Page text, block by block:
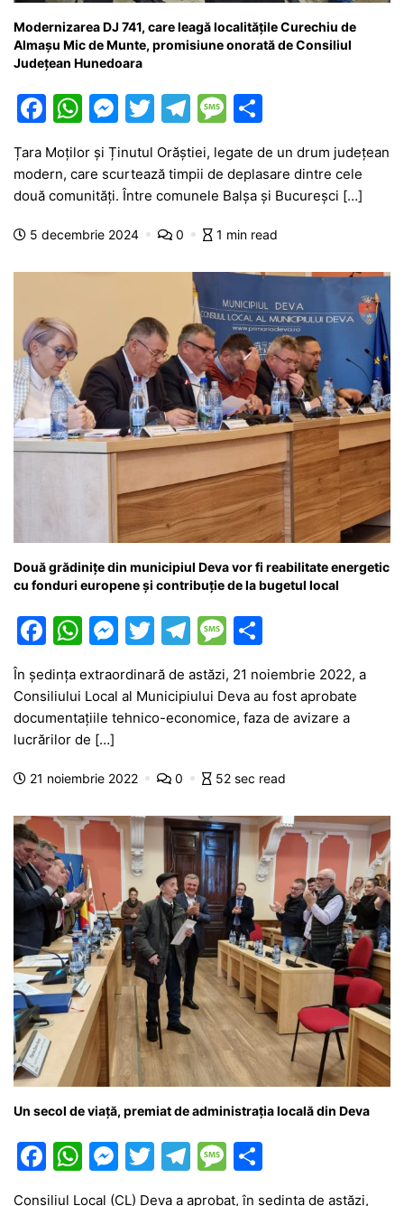
Modernizarea DJ 741, care leagă localitățile Curechiu de
Almașu Mic de Munte, promisiune onorată de Consiliul
Județean Hunedoara
F
c
e
b
o
o
k
W
at
s
A
p
p
M
s
s
e
g
er
T
itt
er
T
e
gr
a
m
M
s
s
a
e
ta
je
a
z
ă
Țara Moților și Ținutul Orăștiei, legate de un drum județean
modern, care scurtează timpii de deplasare dintre cele
două comunități. Între comunele Balșa și Bucureșci […]
5 decembrie 2024 0 1 min read
Două grădinițe din municipiul Deva vor fi reabilitate energetic
cu fonduri europene și contribuție de la bugetul local
F
c
e
b
o
k
W
at
s
A
p
M
s
s
n
er
T
itt
er
T
e
gr
m
M
s
s
g
ta
je
z
În ședința extraordinară de astăzi, 21 noiembrie 2022, a
Consiliului Local al Municipiului Deva au fost aprobate
documentațiile tehnico-economice, faza de avizare a
lucrărilor de […]
21 noiembrie 2022 0 52 sec read
Un secol de viață, premiat de administrația locală din Deva
F
W M
e
T
T
M
Consiliul Local (CL) Deva a aprobat, în ședința de astăzi,